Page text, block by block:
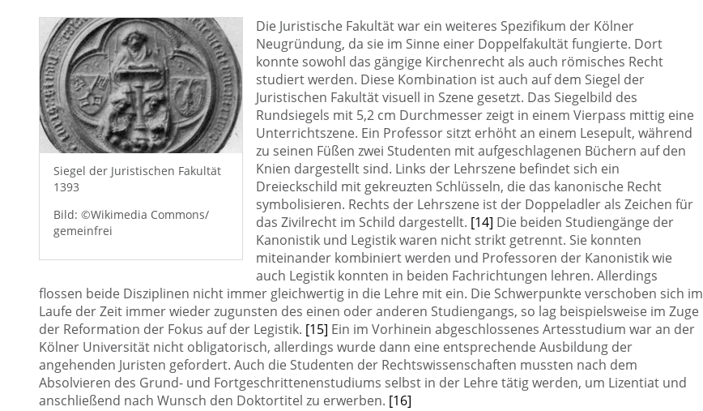
Siegel der Juristischen Fakultät
1393
Bild: ©Wikimedia Commons/
gemeinfrei
Die Juristische Fakultät war ein weiteres Spezifikum der Kölner
Neugründung, da sie im Sinne einer Doppelfakultät fungierte. Dort
konnte sowohl das gängige Kirchenrecht als auch römisches Recht
studiert werden. Diese Kombination ist auch auf dem Siegel der
Juristischen Fakultät visuell in Szene gesetzt. Das Siegelbild des
Rundsiegels mit 5,2 cm Durchmesser zeigt in einem Vierpass mittig eine
Unterrichtszene. Ein Professor sitzt erhöht an einem Lesepult, während
zu seinen Füßen zwei Studenten mit aufgeschlagenen Büchern auf den
Knien dargestellt sind. Links der Lehrszene befindet sich ein
Dreieckschild mit gekreuzten Schlüsseln, die das kanonische Recht
symbolisieren. Rechts der Lehrszene ist der Doppeladler als Zeichen für
das Zivilrecht im Schild dargestellt. [14] Die beiden Studiengänge der
Kanonistik und Legistik waren nicht strikt getrennt. Sie konnten
miteinander kombiniert werden und Professoren der Kanonistik wie
auch Legistik konnten in beiden Fachrichtungen lehren. Allerdings
flossen beide Disziplinen nicht immer gleichwertig in die Lehre mit ein. Die Schwerpunkte verschoben sich im
Laufe der Zeit immer wieder zugunsten des einen oder anderen Studiengangs, so lag beispielsweise im Zuge
der Reformation der Fokus auf der Legistik. [15] Ein im Vorhinein abgeschlossenes Artesstudium war an der
Kölner Universität nicht obligatorisch, allerdings wurde dann eine entsprechende Ausbildung der
angehenden Juristen gefordert. Auch die Studenten der Rechtswissenschaften mussten nach dem
Absolvieren des Grund- und Fortgeschrittenenstudiums selbst in der Lehre tätig werden, um Lizentiat und
anschließend nach Wunsch den Doktortitel zu erwerben. [16]